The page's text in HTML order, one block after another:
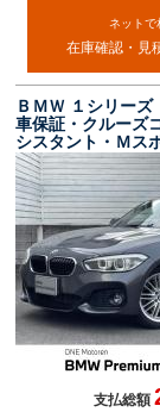
ネットで
在庫確認・見
ＢＭＷ １シリー
車保証・クルーズ
シスタント・Ｍス
ングアシスト・パ
ル・純正１７イン
ラ・スポーツシー
支払総額